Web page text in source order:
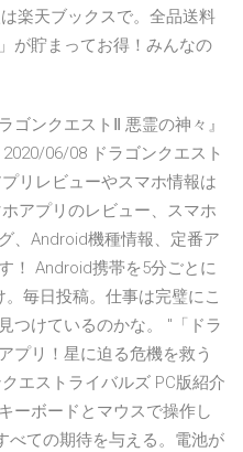
楽天ブックスで。全品送料
が貯まってお得！みんなの
ゴンクエストⅡ 悪霊の神々』
06/08 ドラゴンクエスト
リレビューやスマホ情報は
アプリのレビュー、スマホ
、Android機種情報、定番ア
！ Android携帯を5分ごとに
毎日投稿。仕事は完璧にこ
つけているのかな。 "「ドラ
プリ！星に迫る危機を救う
エストライバルズ PC版紹介
ーボードとマウスで操作し
べての期待を与える。電池が